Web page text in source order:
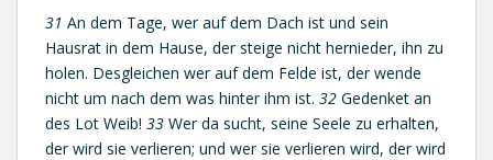
31 An dem Tage, wer auf dem Dach ist und sein
Hausrat in dem Hause, der steige nicht hernieder, ihn zu
holen. Desgleichen wer auf dem Felde ist, der wende
nicht um nach dem was hinter ihm ist. 32 Gedenket an
des Lot Weib! 33 Wer da sucht, seine Seele zu erhalten,
der wird sie verlieren; und wer sie verlieren wird, der wird